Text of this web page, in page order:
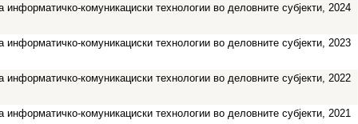
информатичко-комуникациски технологии во деловните субјекти, 2024
информатичко-комуникациски технологии во деловните субјекти, 2023
информатичко-комуникациски технологии во деловните субјекти, 2022
информатичко-комуникациски технологии во деловните субјекти, 2021